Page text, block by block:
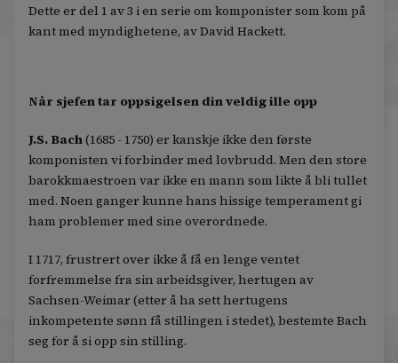
Dette er del 1 av 3 i en serie om komponister som kom på
kant med myndighetene, av David Hackett.
Når sjefen tar oppsigelsen din veldig ille opp
J.S. Bach(1685 - 1750) er kanskje ikke den første
komponisten vi forbinder med lovbrudd. Men den store
barokkmaestroen var ikke en mann som likte å bli tullet
med. Noen ganger kunne hans hissige temperament gi
ham problemer med sine overordnede.
I 1717, frustrert over ikke å få en lenge ventet
forfremmelse fra sin arbeidsgiver, hertugen av
Sachsen-Weimar (etter å ha sett hertugens
inkompetente sønn få stillingen i stedet), bestemte Bach
seg for å si opp sin stilling.